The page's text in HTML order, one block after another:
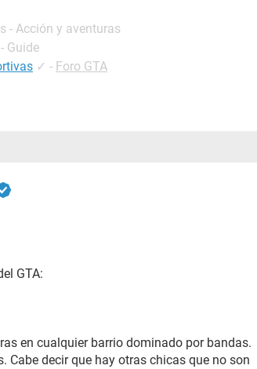
- Acción y aventuras
- Guide
✓ - Foro GTA
GTA:
en cualquier barrio dominado por bandas.
Cabe decir que hay otras chicas que no son